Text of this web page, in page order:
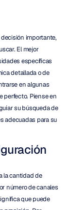
importante,
El mejor
específicas
detallada o de
en algunas
perfecto. Piense en
su búsqueda de
adecuadas para su
la cantidad de
número de canales
que puede